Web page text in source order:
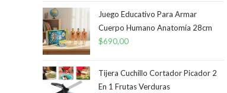
Juego Educativo Para Armar
Cuerpo Humano Anatomía 28cm
$690,00
Tijera Cuchillo Cortador Picador 2
En 1 Frutas Verduras